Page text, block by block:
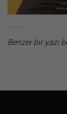
Benzer bir yazı